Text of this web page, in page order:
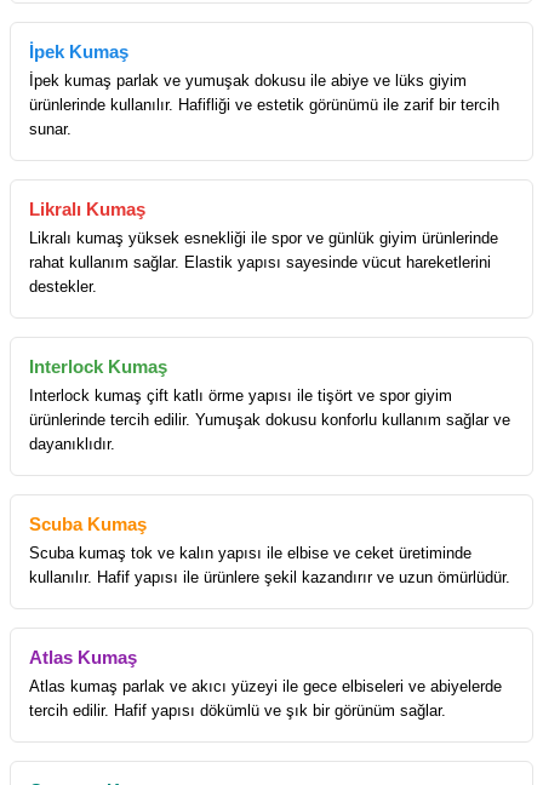
İpek Kumaş
İpek kumaş parlak ve yumuşak dokusu ile abiye ve lüks giyim
ürünlerinde kullanılır. Hafifliği ve estetik görünümü ile zarif bir tercih
sunar.
Likralı Kumaş
Likralı kumaş yüksek esnekliği ile spor ve günlük giyim ürünlerinde
rahat kullanım sağlar. Elastik yapısı sayesinde vücut hareketlerini
destekler.
Interlock Kumaş
Interlock kumaş çift katlı örme yapısı ile tişört ve spor giyim
ürünlerinde tercih edilir. Yumuşak dokusu konforlu kullanım sağlar ve
dayanıklıdır.
Scuba Kumaş
Scuba kumaş tok ve kalın yapısı ile elbise ve ceket üretiminde
kullanılır. Hafif yapısı ile ürünlere şekil kazandırır ve uzun ömürlüdür.
Atlas Kumaş
Atlas kumaş parlak ve akıcı yüzeyi ile gece elbiseleri ve abiyelerde
tercih edilir. Hafif yapısı dökümlü ve şık bir görünüm sağlar.